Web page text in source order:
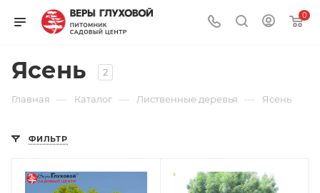
0
Ясень 2
Главная — Каталог — Лиственные деревья — Ясень
ФИЛЬТР